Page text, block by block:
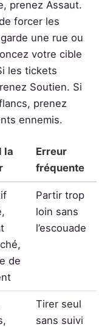
prenez Assaut.
forcer les
une rue ou
votre cible
les tickets
Soutien. Si
prenez
ennemis.
la
Erreur
fréquente
de
Partir trop
loin sans
l’escouade
Tirer seul
sans suivi